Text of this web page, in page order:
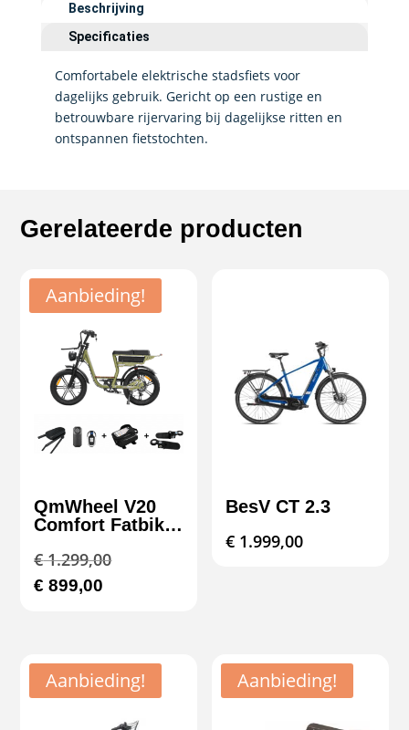
Beschrijving
Specificaties
Comfortabele elektrische stadsfiets voor
dagelijks gebruik. Gericht op een rustige en
betrouwbare rijervaring bij dagelijkse ritten en
ontspannen fietstochten.
Gerelateerde producten
Aanbieding!
QmWheel V20
Comfort Fatbike
€1.299,00Oorspronkelijke
€ 899,00
BesV CT 2.3
€ 1.999,00
Aanbieding! Aanbieding!